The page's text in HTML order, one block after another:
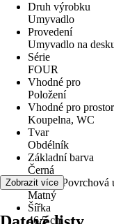
Druh výrobku
Umyvadlo
Provedení
Umyvadlo na
Série
FOUR
Vhodné pro
Položení
Vhodné pro
Koupelna, WC
Tvar
Obdélník
Základní barva
Černá
Povrch/Povrchová
Matný
Šířka
46,5 cm
Zobrazit více